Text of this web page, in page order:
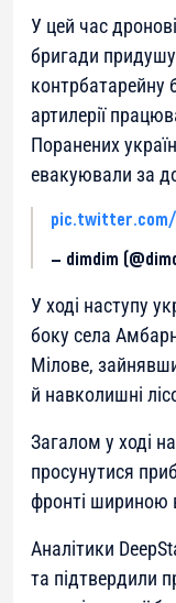
У цей час
бригади
контрбатарейну
артилерії
Поранених
евакуювали за
pic.twitter.com/
— dimdim
У ході наступу
боку села
Мілове,
й навколишні
Загалом у ході
просунутися
фронті шириною
Аналітики
та підтвердили